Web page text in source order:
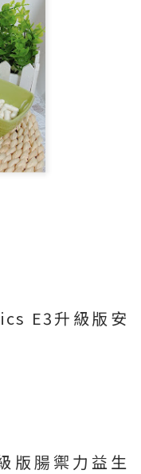
E3升級版安
版腸禦力益生